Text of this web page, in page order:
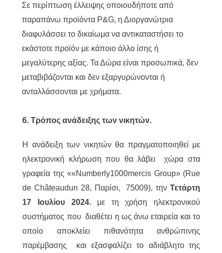
Σε περίπτωση έλλειψης οποιουδήποτε από
παραπάνω προϊόντα P&G, η Διοργανώτρια
διαφυλάσσει το δικαίωμα να αντικαταστήσει το
εκάστοτε προϊόν με κάποιο άλλο ίσης ή
μεγαλύτερης αξίας. Τα Δώρα είναι προσωπικά, δεν
μεταβιβάζονται και δεν εξαργυρώνονται ή
ανταλλάσσονται με χρήματα.
6. Τρόπος ανάδειξης των νικητών.
Η ανάδειξη των νικητών θα πραγματοποιηθεί με
ηλεκτρονική κλήρωση που θα λάβει χώρα στα
γραφεία της ««Numberly1000mercis Group» (Rue
de Châteaudun 28, Παρίσι, 75009), την Τετάρτη
17 Ιουλίου 2024. με τη χρήση ηλεκτρονικού
συστήματος που διαθέτει η ως άνω εταιρεία και το
οποίο αποκλείει πιθανότητα ανθρώπινης
παρέμβασης και εξασφαλίζει το αδιάβλητο της